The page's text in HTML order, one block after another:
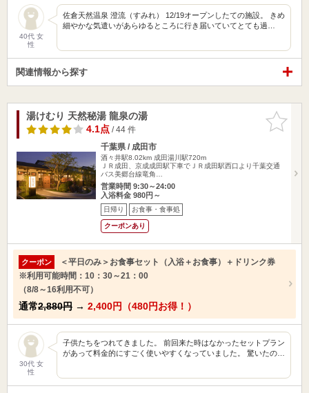
40代 女
性
佐倉天然温泉 澄流（すみれ） 12/19オープンしたての施設。 きめ
細やかな気遣いがあらゆるところに行き届いていてとても過…
関連情報から探す
お気に入
りに追加
湯けむり 天然秘湯 龍泉の湯
4.1点/ 44 件
千葉県 / 成田市
酒々井駅8.02km 成田湯川駅720m
ＪＲ成田、京成成田駅下車でＪＲ成田駅西口より千葉交通
バス美郷台線竜角…
営業時間 9:30～24:00
入浴料金 980円～
日帰り お食事・食事処
クーポンあり
クーポン
＜平日のみ＞お食事セット（入浴＋お食事）＋ドリンク券
※利用可能時間：10：30～21：00
（8/8～16利用不可）
通常2,880円 → 2,400円（480円お得！）
30代 女
性
子供たちをつれてきました。 前回来た時はなかったセットプラン
があって料金的にすごく使いやすくなっていました。 驚いたの…